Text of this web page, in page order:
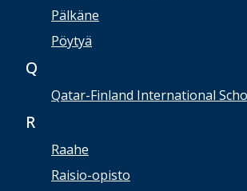
Pälkäne
Pöytyä
Q
Qatar-Finland International
R
Raahe
Raisio-opisto